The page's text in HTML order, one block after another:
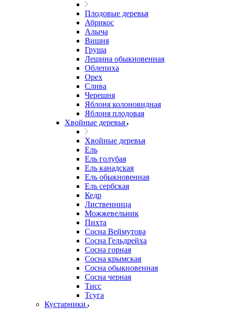
Плодовые деревья
Абрикос
Алыча
Вишня
Груша
Лещина обыкновенная
Облепиха
Орех
Слива
Черешня
Яблоня колоновидная
Яблоня плодовая
Хвойные деревья
Хвойные деревья
Ель
Ель голубая
Ель канадская
Ель обыкновенная
Ель сербская
Кедр
Лиственница
Можжевельник
Пихта
Сосна Веймутова
Сосна Гельдрейха
Сосна горная
Сосна крымская
Сосна обыкновенная
Сосна черная
Тисс
Тсуга
Кустарники